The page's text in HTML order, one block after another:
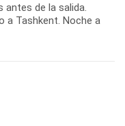
de la salida.
a Tashkent. Noche a